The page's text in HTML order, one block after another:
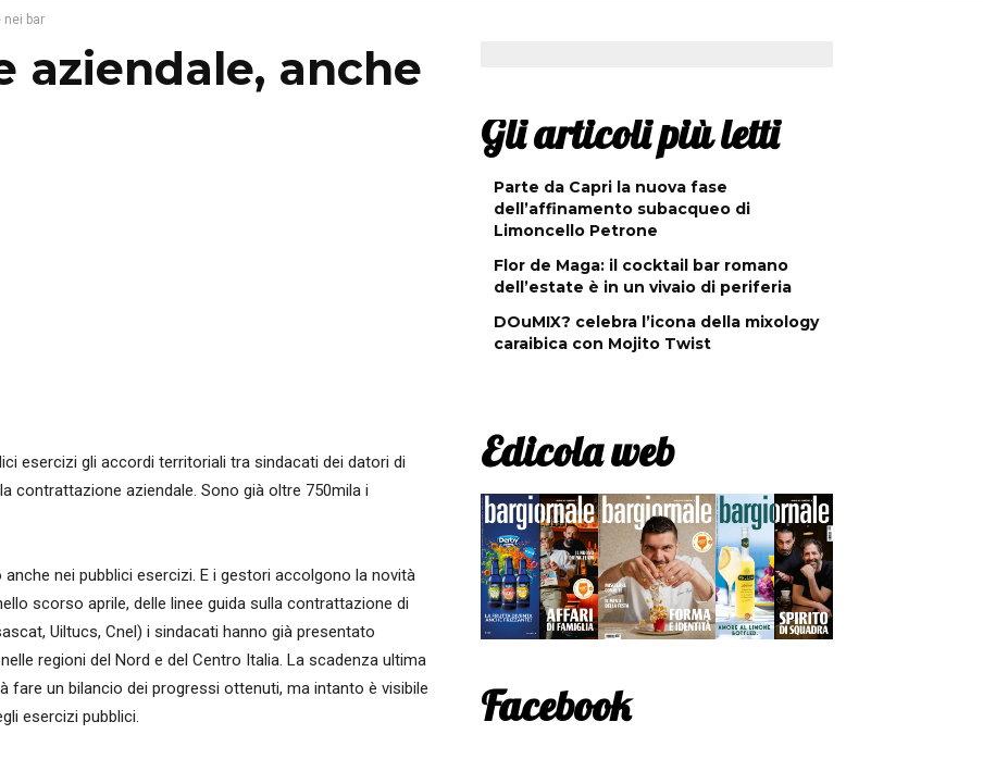
nei bar
aziendale, anche
esercizi gli accordi territoriali tra sindacati dei datori di
contrattazione aziendale. Sono già oltre 750mila i
nei pubblici esercizi. E i gestori accolgono la novità
scorso aprile, delle linee guida sulla contrattazione di
Uiltucs, Cnel) i sindacati hanno già presentato
regioni del Nord e del Centro Italia. La scadenza ultima
fare un bilancio dei progressi ottenuti, ma intanto è visibile
esercizi pubblici.
Gli articoli più letti
Parte da Capri la nuova fase
dell’affinamento subacqueo di
Limoncello Petrone
Flor de Maga: il cocktail bar romano
dell’estate è in un vivaio di periferia
DOuMIX? celebra l’icona della mixology
caraibica con Mojito Twist
Edicola web
Facebook